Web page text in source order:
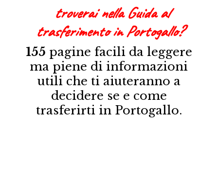
troverai nella Guida al
trasferimento in Portogallo?
155 pagine facili da leggere
ma piene di informazioni
utili che ti aiuteranno a
decidere se e come
trasferirti in Portogallo.